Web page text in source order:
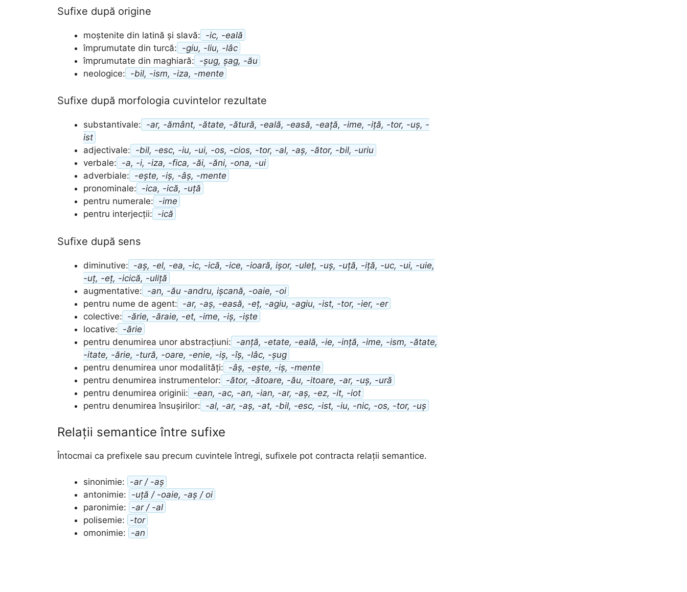
Sufixe după origine
moștenite din latină și slavă: -ic, -eală
împrumutate din turcă: -giu, -liu, -lâc
împrumutate din maghiară: -șug, șag, -ău
neologice: -bil, -ism, -iza, -mente
Sufixe după morfologia cuvintelor rezultate
substantivale: -ar, -ământ, -ătate, -ătură, -eală, -easă, -eață, -ime, -iță, -tor, -uș, -
ist
adjectivale: -bil, -esc, -iu, -ui, -os, -cios, -tor, -al, -aș, -ător, -bil, -uriu
verbale: -a, -i, -iza, -fica, -ăi, -ăni, -ona, -ui
adverbiale: -ește, -iș, -âș, -mente
pronominale: -ica, -ică, -uță
pentru numerale: -ime
pentru interjecții: -ică
Sufixe după sens
diminutive: -aș, -el, -ea, -ic, -ică, -ice, -ioară, ișor, -uleț, -uș, -uță, -iță, -uc, -ui, -uie,
-uț, -eț, -icică, -uliță
augmentative: -an, -ău -andru, ișcană, -oaie, -oi
pentru nume de agent: -ar, -aș, -easă, -eț, -agiu, -agiu, -ist, -tor, -ier, -er
colective: -ărie, -ăraie, -et, -ime, -iș, -iște
locative: -ărie
pentru denumirea unor abstracțiuni: -anță, -etate, -eală, -ie, -ință, -ime, -ism, -ătate,
-itate, -ărie, -tură, -oare, -enie, -iș, -îș, -lâc, -șug
pentru denumirea unor modalități: -âș, -ește, -iș, -mente
pentru denumirea instrumentelor: -ător, -ătoare, -ău, -itoare, -ar, -uș, -ură
pentru denumirea originii: -ean, -ac, -an, -ian, -ar, -aș, -ez, -it, -iot
pentru denumirea însușirilor: -al, -ar, -aș, -at, -bil, -esc, -ist, -iu, -nic, -os, -tor, -uș
Relații semantice între sufixe
Întocmai ca prefixele sau precum cuvintele întregi, sufixele pot contracta relații semantice.
sinonimie: -ar / -aș
antonimie: -uță / -oaie, -aș / oi
paronimie: -ar / -al
polisemie: -tor
omonimie: -an